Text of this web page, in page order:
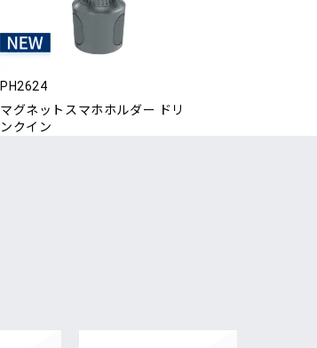
PH2624
マグネットスマホホルダー ドリ
ンクイン